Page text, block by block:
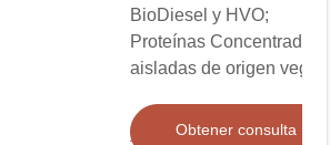
BioDiesel y HVO;
Proteínas Concentradas y
aisladas de origen vegetal
Obtener consulta